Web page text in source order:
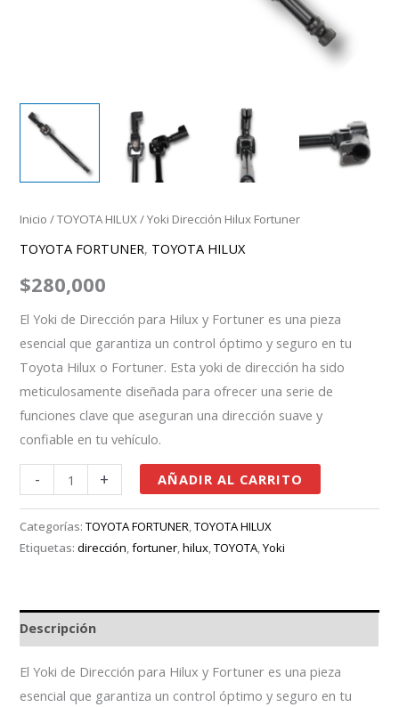
Inicio /TOYOTA HILUX/ Yoki Dirección Hilux Fortuner
TOYOTA FORTUNER, TOYOTA HILUX
$280,000
El Yoki de Dirección para Hilux y Fortuner es una pieza
esencial que garantiza un control óptimo y seguro en tu
Toyota Hilux o Fortuner. Esta yoki de dirección ha sido
meticulosamente diseñada para ofrecer una serie de
funciones clave que aseguran una dirección suave y
confiable en tu vehículo.
- + AÑADIR AL CARRITO
Categorías:TOYOTA FORTUNER ,TOYOTA HILUX
Etiquetas:dirección ,fortuner ,hilux ,TOYOTA ,Yoki
Descripción
El Yoki de Dirección para Hilux y Fortuner es una pieza
esencial que garantiza un control óptimo y seguro en tu